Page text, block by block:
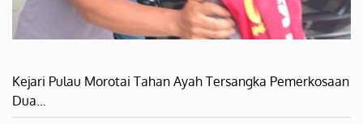
Kejari Pulau Morotai Tahan Ayah Tersangka Pemerkosaan
Dua…